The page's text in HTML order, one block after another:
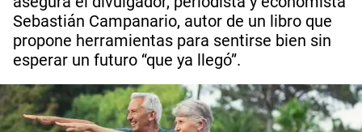
Sebastián Campanario, autor de un libro que
propone herramientas para sentirse bien sin
esperar un futuro “que ya llegó”.